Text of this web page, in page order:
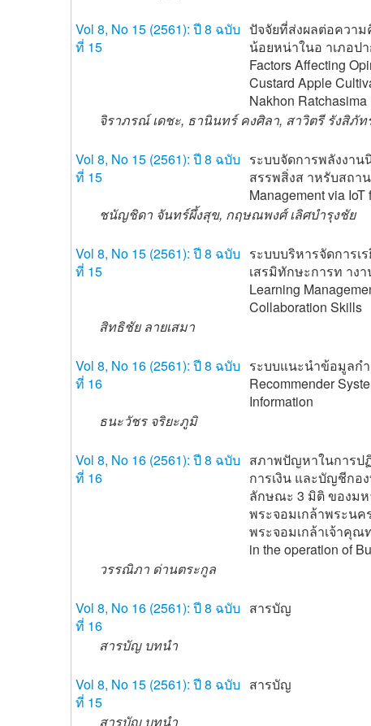
Vol 8, No 15 (2561): ปี 8 ฉบับ
ที่ 15
ปัจจัยที่ส่งผลต่อควา
น้อยหน่าในอ าเภอป
Factors Affecting
Custard Apple
Nakhon
จิราภรณ์ เดชะ, ธานินทร์ คงศิลา, สาวิตรี รังสิภัท
Vol 8, No 15 (2561): ปี 8 ฉบับ
ที่ 15
ระบบจัดการพลังงาน
สรรพสิ่งส าหรับสถา
Management via
ชนัญชิดา จันทร์ผึ้งสุข, กฤษณพงศ์ เลิศบำรุงชัย
Vol 8, No 15 (2561): ปี 8 ฉบับ
ที่ 15
ระบบบริหารจัดการเ
เสรมิทักษะการท าง
Learning
Collaboration Skills
สิทธิชัย ลายเสมา
Vol 8, No 16 (2561): ปี 8 ฉบับ
ที่ 16
ระบบแนะนำข้อมูลก
Recommender
Information
ธนะวัชร จริยะภูมิ
Vol 8, No 16 (2561): ปี 8 ฉบับ
ที่ 16
สภาพปัญหาในการป
การเงิน และบัญชีกอ
ลักษณะ 3 มิติ ของมห
พระจอมเกล้าพระนค
พระจอมเกล้าเจ้าคุณ
in the operation of
วรรณิภา ด่านตระกูล
Vol 8, No 16 (2561): ปี 8 ฉบับ
ที่ 16
สารบัญ
สารบัญ บทนำ
Vol 8, No 15 (2561): ปี 8 ฉบับ
ที่ 15
สารบัญ
สารบัญ บทนำ